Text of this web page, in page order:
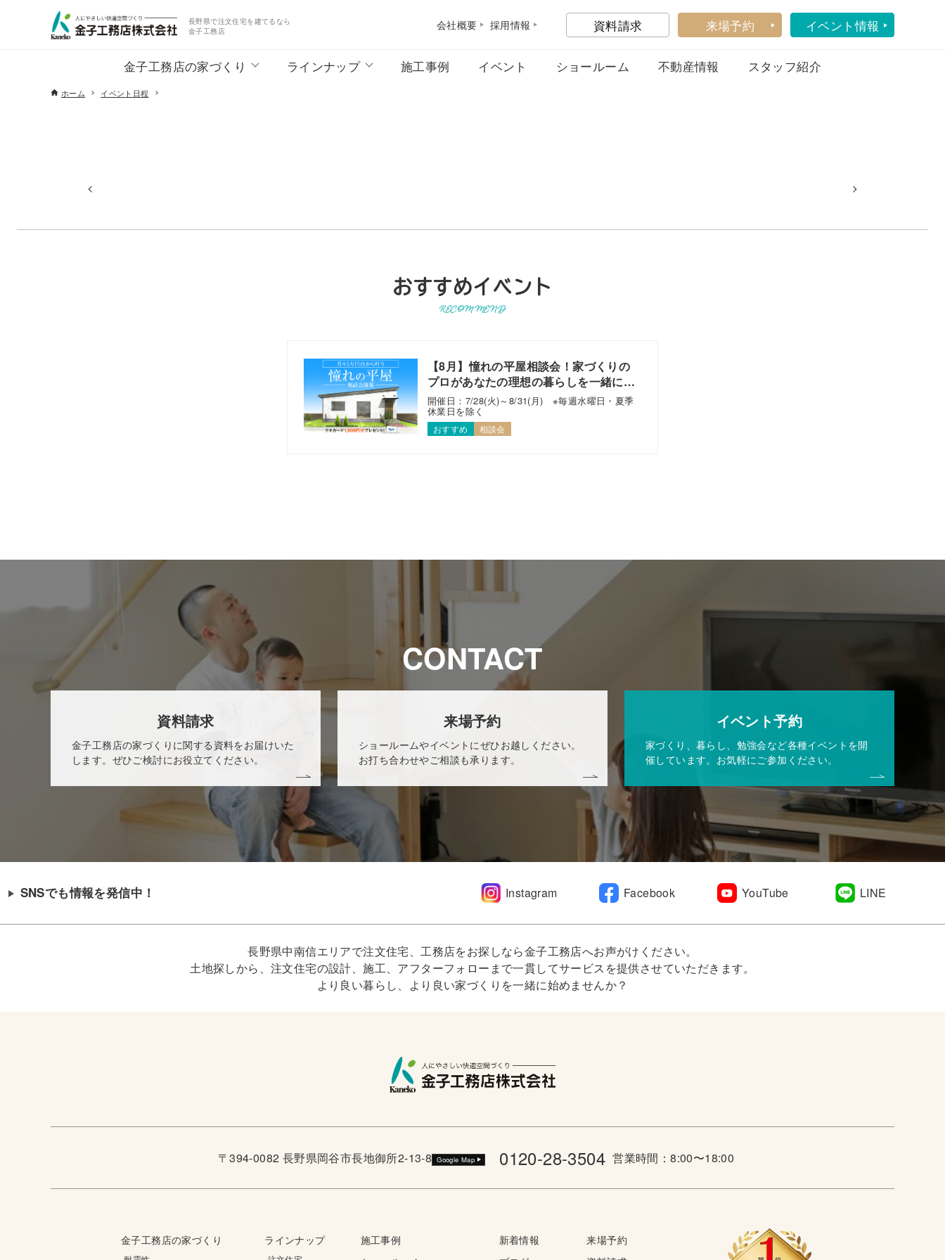
長野県で注文住宅を建てるなら
金子工務店
会社概要 採用情報 資料請求 来場予約 イベント情報
金子工務店の家づくり ラインナップ 施工事例 イベント ショールーム 不動産情報 スタッフ紹介
ホーム イベント日程
おすすめイベント
RECOMMEND
【8月】憧れの平屋相談会！家づくりの
プロがあなたの理想の暮らしを一緒に考
えます！
開催日：7/28(火)～8/31(月) ※毎週水曜日・夏季
休業日を除く
おすすめ 相談会
CONTACT
資料請求
金子工務店の家づくりに関する資料をお届けいた
します。ぜひご検討にお役立てください。
来場予約
ショールームやイベントにぜひお越しください。
お打ち合わせやご相談も承ります。
イベント予約
家づくり、暮らし、勉強会など各種イベントを開
催しています。お気軽にご参加ください。
SNSでも情報を発信中！ Instagram Facebook YouTube LINE
長野県中南信エリアで注文住宅、工務店をお探しなら金子工務店へお声がけください。
土地探しから、注文住宅の設計、施工、アフターフォローまで一貫してサービスを提供させていただきます。
より良い暮らし、より良い家づくりを一緒に始めませんか？
〒394-0082 長野県岡谷市長地御所2-13-8 Google Map 0120-28-3504 営業時間：8:00〜18:00
金子工務店の家づくり ラインナップ
施工事例
新着情報
来場予約